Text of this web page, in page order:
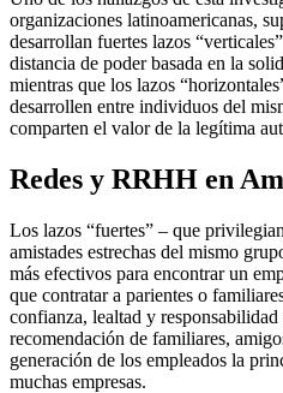
organizaciones latinoamericanas,
desarrollan fuertes lazos
distancia de poder basada en la
mientras que los lazos
desarrollen entre individuos del
comparten el valor de la legítima
Redes y RRHH en
Los lazos “fuertes” – que
amistades estrechas del mismo
más efectivos para encontrar un
que contratar a parientes o
confianza, lealtad y
recomendación de familiares,
generación de los empleados la
muchas empresas.